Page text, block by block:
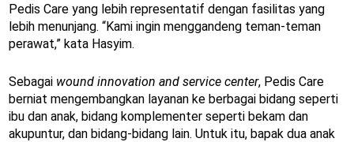
Pedis Care yang lebih representatif dengan fasilitas yang
lebih menunjang. “Kami ingin menggandeng teman-teman
perawat,” kata Hasyim.
Sebagai wound innovation and service center, Pedis Care
berniat mengembangkan layanan ke berbagai bidang seperti
ibu dan anak, bidang komplementer seperti bekam dan
akupuntur, dan bidang-bidang lain. Untuk itu, bapak dua anak